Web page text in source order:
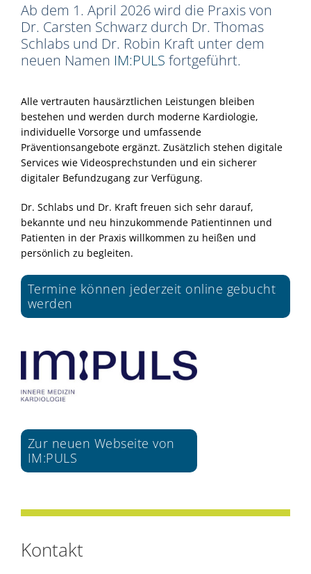
Ab dem 1. April 2026 wird die Praxis von
Dr. Carsten Schwarz durch Dr. Thomas
Schlabs und Dr. Robin Kraft unter dem
neuen Namen IM:PULS fortgeführt.
Alle vertrauten hausärztlichen Leistungen bleiben
bestehen und werden durch moderne Kardiologie,
individuelle Vorsorge und umfassende
Präventionsangebote ergänzt. Zusätzlich stehen digitale
Services wie Videosprechstunden und ein sicherer
digitaler Befundzugang zur Verfügung.
Dr. Schlabs und Dr. Kraft freuen sich sehr darauf,
bekannte und neu hinzukommende Patientinnen und
Patienten in der Praxis willkommen zu heißen und
persönlich zu begleiten.
Termine können jederzeit online gebucht
werden
Zur neuen Webseite von
IM:PULS
Kontakt